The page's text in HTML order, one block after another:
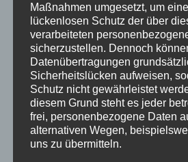
Neue DTV Klassifizierung
Neuer Sonnenheim Semmel
Der Allgäu-Walser-Pass ist da!
MOBIL PASS ALLGÄU – ab 12.
KATEGORIEN
Allgemein
Maßnahmen umgesetzt, um
lückenlosen Schutz der über
verarbeiteten
sicherzustellen. Dennoch
Datenübertragungen
Sicherheitslücken aufweisen,
Schutz nicht gewährleistet
diesem Grund steht es jeder
frei, personenbezogene Daten
alternativen Wegen,
uns zu übermitteln.